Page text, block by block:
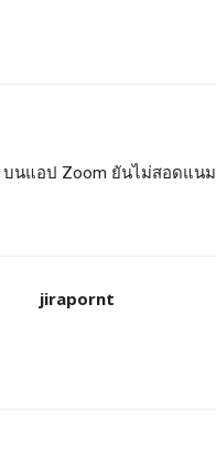
บนแอป Zoom ยันไม่สอดแนม
jirapornt